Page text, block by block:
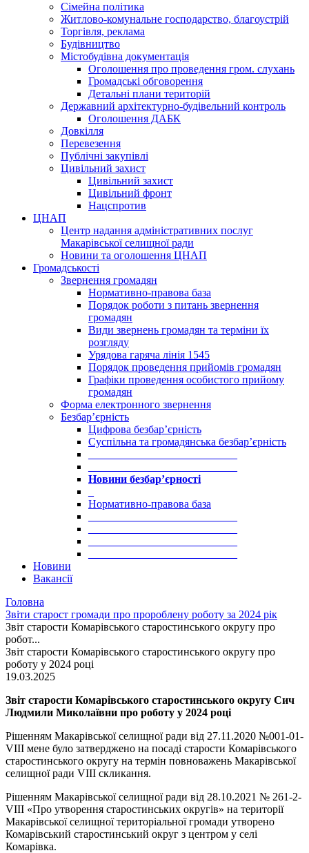
Сімейна політика
Житлово-комунальне господарство, благоустрій
Торгівля, реклама
Будівництво
Містобудівна документація
Оголошення про проведення гром. слухань
Громадські обговорення
Детальні плани територій
Державний архітектурно-будівельний контроль
Оголошення ДАБК
Довкілля
Перевезення
Публічні закупівлі
Цивільний захист
Цивільний захист
Цивільний фронт
Нацспротив
ЦНАП
Центр надання адміністративних послуг
Макарівської селищної ради
Новини та оголошення ЦНАП
Громадськості
Звернення громадян
Нормативно-правова база
Порядок роботи з питань звернення
громадян
Види звернень громадян та терміни їх
розгляду
Урядова гаряча лінія 1545
Порядок проведення прийомів громадян
Графіки проведення особистого прийому
громадян
Форма електронного звернення
Безбар’єрність
Цифрова безбар’єрність
Суспільна та громадянська безбар’єрність
Новини безбар’єрності
Нормативно-правова база
Новини
Вакансії
Головна
Звіти старост громади про пророблену роботу за 2024 рік
Звіт старости Комарівського старостинського округу про
робот...
Звіт старости Комарівського старостинського округу про
роботу у 2024 році
19.03.2025
Звіт старости Комарівського старостинського округу Сич
Людмили Миколаївни про роботу у 2024 році
Рішенням Макарівської селищної ради від 27.11.2020 №001-01-
VIII мене було затверджено на посаді старости Комарівського
старостинського округу на термін повноважень Макарівської
селищної ради VIІІ скликання.
Рішенням Макарівської селищної ради від 28.10.2021 № 261-2-
VIII «Про утворення старостинських округів» на території
Макарівської селищної територіальної громади утворено
Комарівський старостинський округ з центром у селі
Комарівка.